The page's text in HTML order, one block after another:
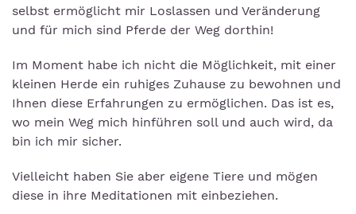
selbst ermöglicht mir Loslassen und Veränderung
und für mich sind Pferde der Weg dorthin!
Im Moment habe ich nicht die Möglichkeit, mit einer
kleinen Herde ein ruhiges Zuhause zu bewohnen und
Ihnen diese Erfahrungen zu ermöglichen. Das ist es,
wo mein Weg mich hinführen soll und auch wird, da
bin ich mir sicher.
Vielleicht haben Sie aber eigene Tiere und mögen
diese in ihre Meditationen mit einbeziehen.